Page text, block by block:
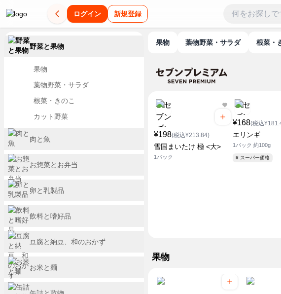
ログイン 新規登録
果物 葉物野菜・サラダ 根菜
¥198(税込¥213.84)
雪国まいたけ 極 <大>
1パック
¥168(税込
エリンギ
1パック 約100g
¥ スーパー価格
果物
野菜と果物
果物
葉物野菜・サラダ
根菜・きのこ
カット野菜
肉と魚
お惣菜とお弁当
卵と乳製品
飲料と嗜好品
豆腐と納豆、和のおかず
お米と麺